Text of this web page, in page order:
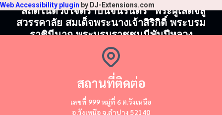
Web Accessibility plugin by DJ-Extensions.com
"สถิตในดวงใจตราบนิจนิรันดร์" พระผู้เสด็จสู่
สวรรคาลัย สมเด็จพระนางเจ้าสิริกิติ์ พระบรม
ราชินีนาถ พระบรมราชชนนีพันปีหลวง
สถานที่ติดต่อ
​​เลขที่ 999 หมู่ที่ 6 ต.วังเหนือ
อ.วังเหนือ จ.ลำปาง 52140